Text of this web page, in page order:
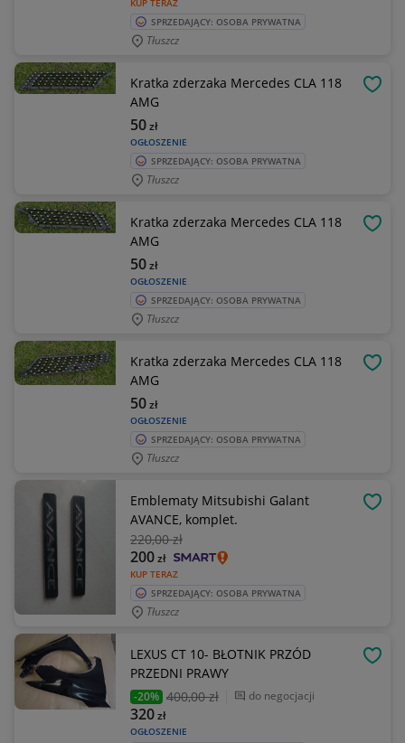
KUP TERAZ
SPRZEDAJĄCY: OSOBA PRYWATNA
Tłuszcz
Kratka zderzaka Mercedes CLA 118
AMG
OGŁOSZENIE
50zł
SPRZEDAJĄCY: OSOBA PRYWATNA
Tłuszcz
Kratka zderzaka Mercedes CLA 118
AMG
OGŁOSZENIE
50zł
SPRZEDAJĄCY: OSOBA PRYWATNA
Tłuszcz
Kratka zderzaka Mercedes CLA 118
AMG
OGŁOSZENIE
50zł
SPRZEDAJĄCY: OSOBA PRYWATNA
Tłuszcz
Emblematy Mitsubishi Galant
AVANCE, komplet.
220,00 zł
KUP TERAZ
200zł
SPRZEDAJĄCY: OSOBA PRYWATNA
Tłuszcz
LEXUS CT 10- BŁOTNIK PRZÓD
PRZEDNI PRAWY
-20% 400,00 zł do negocjacji
OGŁOSZENIE
320zł